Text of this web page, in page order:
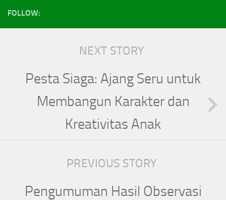
FOLLOW:
NEXT STORY
Pesta Siaga: Ajang Seru untuk
Membangun Karakter dan
Kreativitas Anak
PREVIOUS STORY
Pengumuman Hasil Observasi